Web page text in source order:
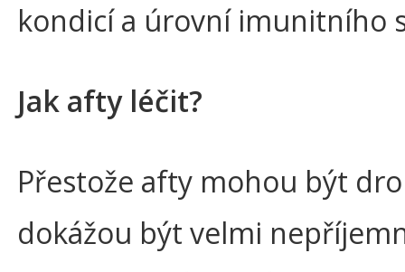
kondicí a úrovní imunitního
Jak afty léčit?
Přestože afty mohou být
dokážou být velmi